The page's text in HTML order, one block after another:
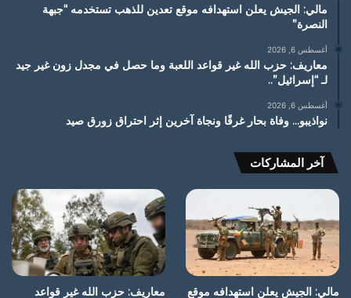
مالي: الجيش يعلن استهدافه موقع تعدين للذهب تستخدمه “جبهة
النصرة”
أغسطس 6, 2026
معاريف: حزب الله غير قواعد اللعبة وما حصل في مجدل زون غير جيد
لـ “إسرائيل”..
أغسطس 6, 2026
نواذيبو… وفاة بحار غرقًا ونجاة آخرين إثر احتراق زورق صيد
آخر المشاركات
مالي: الجيش يعلن استهدافه موقع معاريف: حزب الله غير قواعد